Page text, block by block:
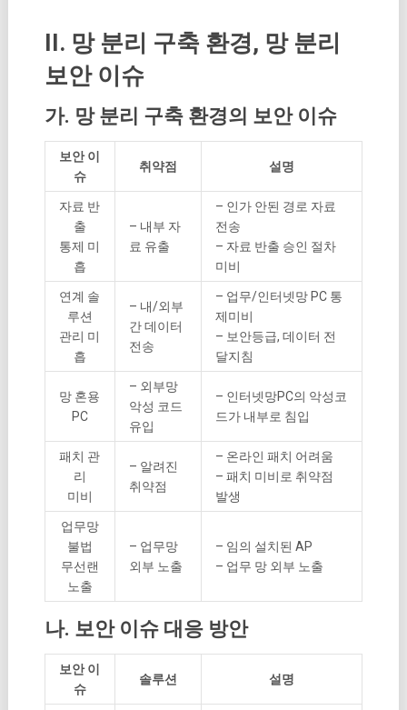
II. 망 분리 구축 환경, 망 분리
보안 이슈
가. 망 분리 구축 환경의 보안 이슈
보안 이
슈
취약점 설명
자료 반
출
통제 미
흡
– 내부 자
료 유출
– 인가 안된 경로 자료
전송
– 자료 반출 승인 절차
미비
연계 솔
루션
관리 미
흡
– 내/외부
간 데이터
전송
– 업무/인터넷망 PC 통
제미비
– 보안등급, 데이터 전
달지침
망 혼용
PC
– 외부망
악성 코드
유입
– 인터넷망PC의 악성코
드가 내부로 침입
패치 관
리
미비
– 알려진
취약점
– 온라인 패치 어려움
– 패치 미비로 취약점
발생
업무망
불법
무선랜
노출
– 업무망
외부 노출
– 임의 설치된 AP
– 업무 망 외부 노출
나. 보안 이슈 대응 방안
보안 이
슈
솔루션 설명